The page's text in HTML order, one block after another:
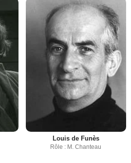
Louis de Funès
Rôle : M. Chanteau